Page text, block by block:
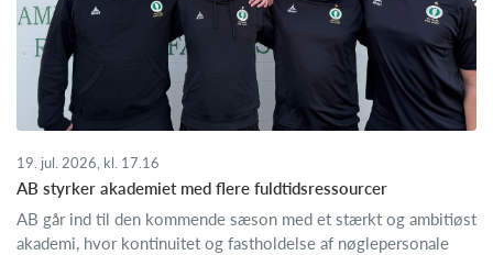
19. jul. 2026, kl. 17.16
AB styrker akademiet med flere fuldtidsressourcer
AB går ind til den kommende sæson med et stærkt og ambitiøst
akademi, hvor kontinuitet og fastholdelse af nøglepersonale